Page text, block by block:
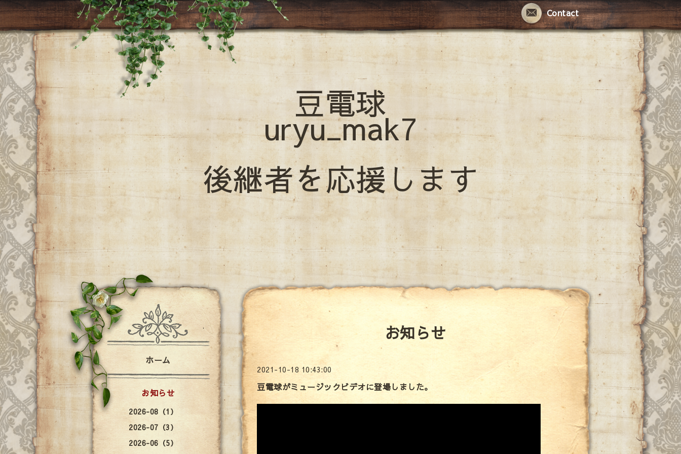
Contact
豆電球
uryu_mak7
後継者を応援します
お知らせ
2021-10-18 10:43:00
豆電球がミュージックビデオに登場しました。
ホーム
お知らせ
2026-08（1）
2026-07（3）
2026-06（5）